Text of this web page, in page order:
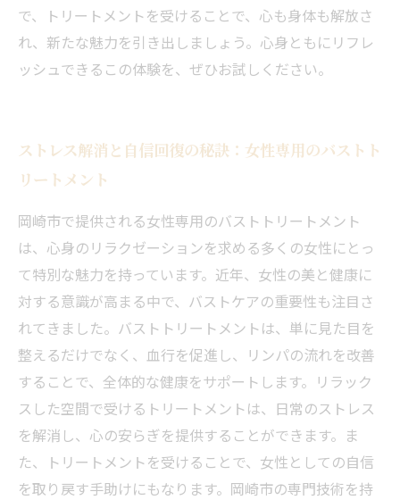
で、トリートメントを受けることで、心も身体も解放さ
れ、新たな魅力を引き出しましょう。心身ともにリフレ
ッシュできるこの体験を、ぜひお試しください。
ストレス解消と自信回復の秘訣：女性専用のバストト
リートメント
岡崎市で提供される女性専用のバストトリートメント
は、心身のリラクゼーションを求める多くの女性にとっ
て特別な魅力を持っています。近年、女性の美と健康に
対する意識が高まる中で、バストケアの重要性も注目さ
れてきました。バストトリートメントは、単に見た目を
整えるだけでなく、血行を促進し、リンパの流れを改善
することで、全体的な健康をサポートします。リラック
スした空間で受けるトリートメントは、日常のストレス
を解消し、心の安らぎを提供することができます。ま
た、トリートメントを受けることで、女性としての自信
を取り戻す手助けにもなります。岡崎市の専門技術を持